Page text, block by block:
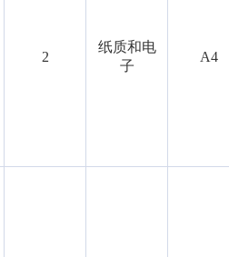
2
纸质和电
子
A4